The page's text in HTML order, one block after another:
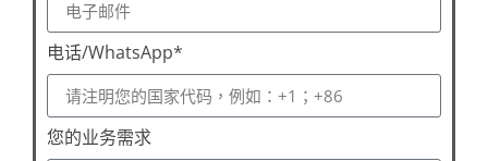
电话/WhatsApp*
您的业务需求